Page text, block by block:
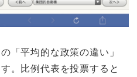
「平均的な政策の違い」
。比例代表を投票すると